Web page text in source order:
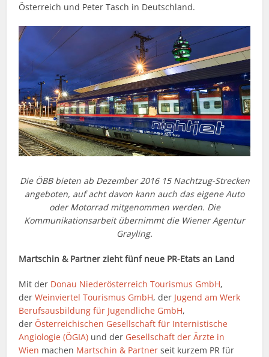
Österreich und Peter Tasch in Deutschland.
Die ÖBB bieten ab Dezember 2016 15 Nachtzug-Strecken
angeboten, auf acht davon kann auch das eigene Auto
oder Motorrad mitgenommen werden. Die
Kommunikationsarbeit übernimmt die Wiener Agentur
Grayling.
Martschin & Partner zieht fünf neue PR-Etats an Land
Mit der Donau Niederösterreich Tourismus GmbH,
derWeinviertel Tourismus GmbH, der Jugend am Werk
Berufsausbildung für Jugendliche GmbH,
der Österreichischen Gesellschaft für Internistische
Angiologie (ÖGIA) und der Gesellschaft der Ärzte in
Wien machen Martschin & Partner seit kurzem PR für